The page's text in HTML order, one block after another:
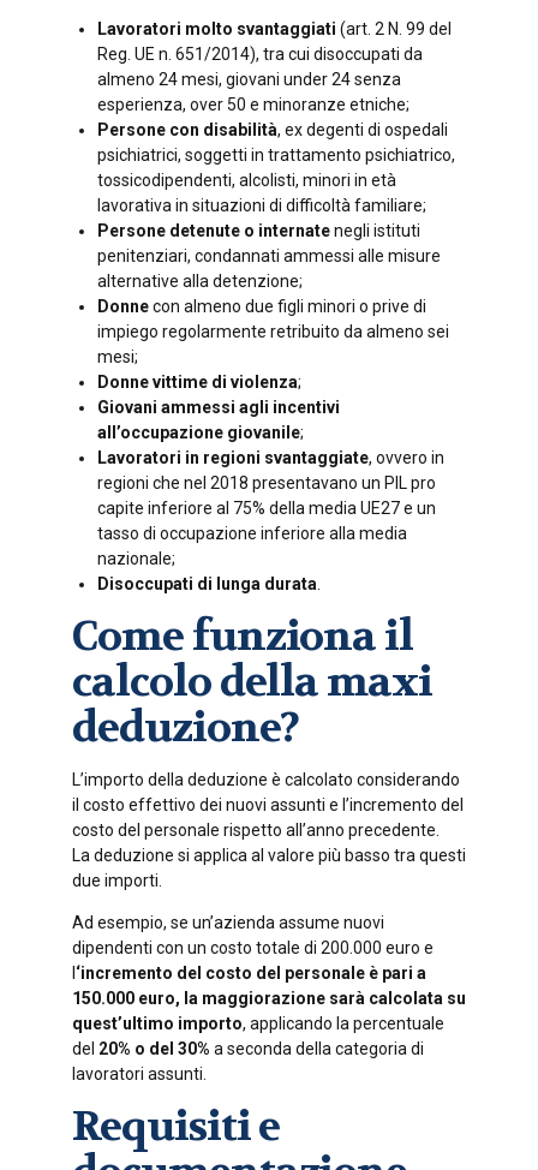
Lavoratori molto svantaggiati (art. 2 N. 99 del
Reg. UE n. 651/2014), tra cui disoccupati da
almeno 24 mesi, giovani under 24 senza
esperienza, over 50 e minoranze etniche;
Persone con disabilità, ex degenti di ospedali
psichiatrici, soggetti in trattamento psichiatrico,
tossicodipendenti, alcolisti, minori in età
lavorativa in situazioni di difficoltà familiare;
Persone detenute o internatenegli istituti
penitenziari, condannati ammessi alle misure
alternative alla detenzione;
Donnecon almeno due figli minori o prive di
impiego regolarmente retribuito da almeno sei
mesi;
Donne vittime di violenza;
Giovani ammessi agli incentivi
all’occupazione giovanile;
Lavoratori in regioni svantaggiate, ovvero in
regioni che nel 2018 presentavano un PIL pro
capite inferiore al 75% della media UE27 e un
tasso di occupazione inferiore alla media
nazionale;
Disoccupati di lunga durata
Come funziona il
calcolo della maxi
deduzione?
L’importo della deduzione è calcolato considerando
il costo effettivo dei nuovi assunti e l’incremento del
costo del personale rispetto all’anno precedente.
La deduzione si applica al valore più basso tra questi
due importi.
Ad esempio, se un’azienda assume nuovi
dipendenti con un costo totale di 200.000 euro e
‘incremento del costo del personale è pari a
150.000 euro, la maggiorazione sarà calcolata su
quest’ultimo importo, applicando la percentuale
del 20% o del 30% a seconda della categoria di
lavoratori assunti.
Requisiti e